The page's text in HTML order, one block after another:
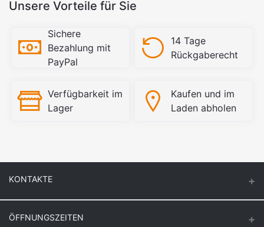
Unsere Vorteile für Sie
Sichere
Bezahlung mit
PayPal
14 Tage
Rückgaberecht
Verfügbarkeit im
Lager
Kaufen und im
Laden abholen
KONTAKTE
ÖFFNUNGSZEITEN